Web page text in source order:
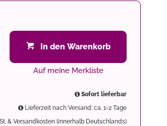
In den Warenkorb
Auf meine Merkliste
Sofort lieferbar
Lieferzeit nach Versand: ca. 1-2 Tage
& Versandkosten (innerhalb Deutschlands)